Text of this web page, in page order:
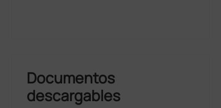
Documentos
descargables